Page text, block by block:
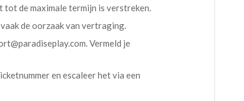
de maximale termijn is verstreken.
de oorzaak van vertraging.
Vermeld je
en escaleer het via een